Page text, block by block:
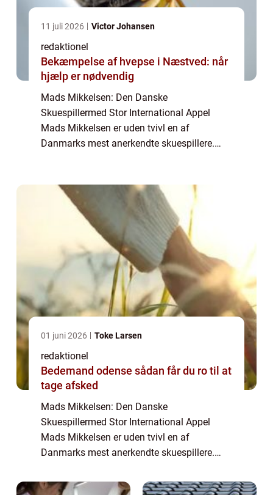
11 juli 2026 Victor Johansen
redaktionel
Bekæmpelse af hvepse i Næstved: når
hjælp er nødvendig
Mads Mikkelsen: Den Danske
Skuespillermed Stor International Appel
Mads Mikkelsen er uden tvivl en af
Danmarks mest anerkendte skuespillere.
imponerende præstation og en lang ...
01 juni 2026 Toke Larsen
redaktionel
Bedemand odense sådan får du ro til at
tage afsked
Mads Mikkelsen: Den Danske
Skuespillermed Stor International Appel
Mads Mikkelsen er uden tvivl en af
Danmarks mest anerkendte skuespillere.
nationalt og internationalt med sin